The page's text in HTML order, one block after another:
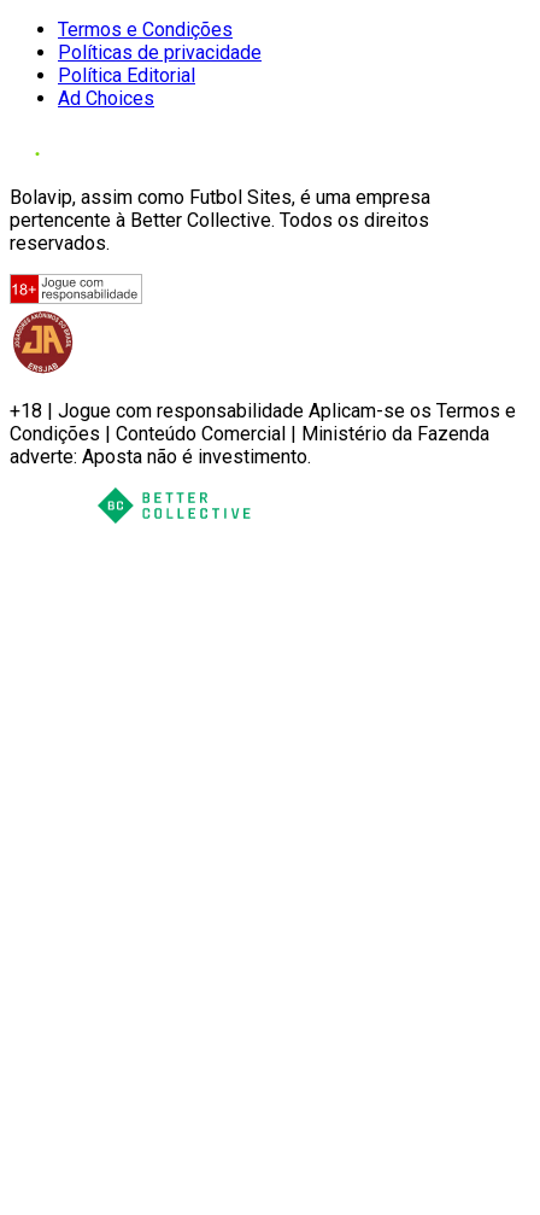
Termos e Condições
Políticas de privacidade
Política Editorial
Ad Choices
Bolavip, assim como Futbol Sites, é uma empresa
pertencente à Better Collective. Todos os direitos
reservados.
+18 | Jogue com responsabilidade Aplicam-se os Termos e
Condições | Conteúdo Comercial | Ministério da Fazenda
adverte: Aposta não é investimento.